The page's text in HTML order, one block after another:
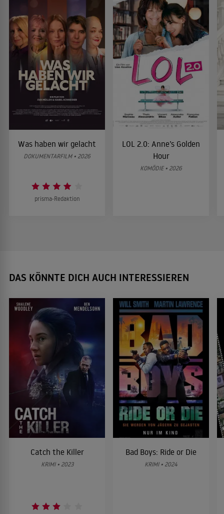
Was haben wir gelacht
DOKUMENTARFILM • 2026
prisma-Redaktion
LOL 2.0: Anne’s Golden
Hour
KOMÖDIE • 2026
DAS KÖNNTE DICH AUCH INTERESSIEREN
Catch the Killer
KRIMI • 2023
Bad Boys: Ride or Die
KRIMI • 2024